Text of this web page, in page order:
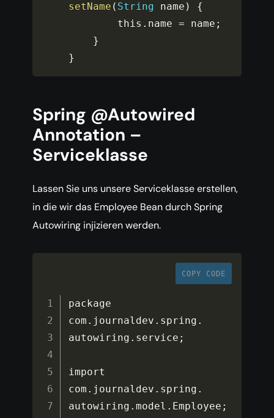
setName ( String name )
{
        this
. name = name ;
}
}
Spring @Autowired
Annotation –
Serviceklasse
Lassen Sie uns unsere Serviceklasse erstellen,
in die wir das Employee Bean durch Spring
Autowiring injizieren werden.
COPY CODE
package
com . journaldev . spring .
autowiring . service ;
import
com . journaldev . spring .
autowiring .model . Employee ;